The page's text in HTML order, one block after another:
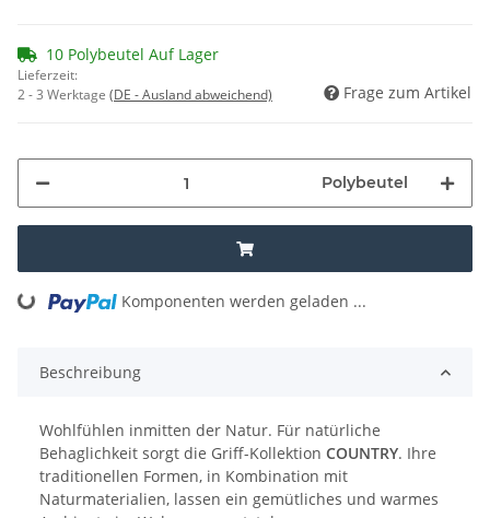
10 Polybeutel Auf Lager
Lieferzeit:
2 - 3 Werktage (DE - Ausland abweichend) Frage zum Artikel
Polybeutel
Loading... Komponenten werden geladen ...
Beschreibung
Wohlfühlen inmitten der Natur. Für natürliche
Behaglichkeit sorgt die Griff-Kollektion COUNTRY. Ihre
traditionellen Formen, in Kombination mit
Naturmaterialien, lassen ein gemütliches und warmes